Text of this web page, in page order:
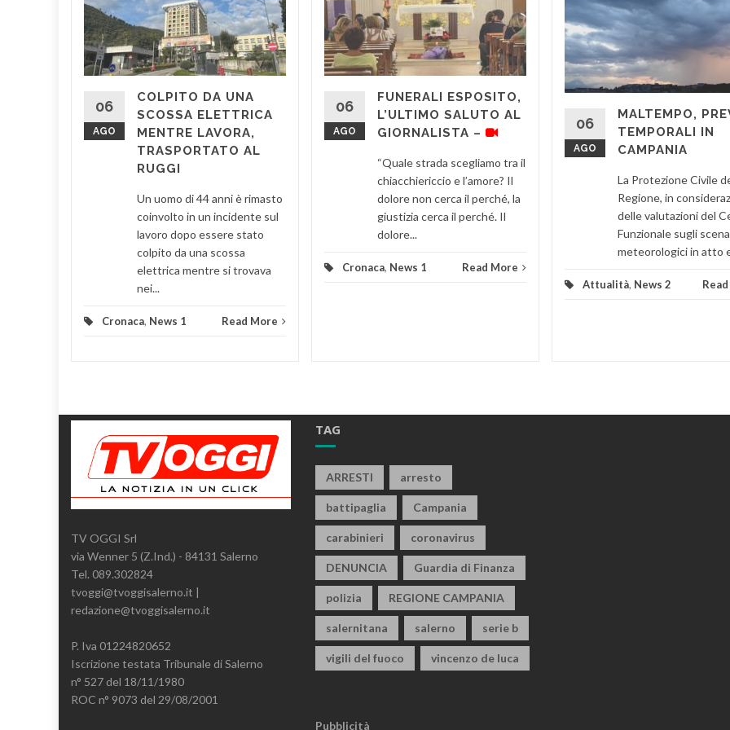
06
AGO
COLPITO DA UNA
SCOSSA ELETTRICA
MENTRE LAVORA,
TRASPORTATO AL
RUGGI
Un uomo di 44 anni è rimasto
coinvolto in un incidente sul
lavoro dopo essere stato
colpito da una scossa
elettrica mentre si trovava
nei...
Cronaca, News 1 Read More
06
AGO
FUNERALI ESPOSITO,
L’ULTIMO SALUTO AL
GIORNALISTA –
“Quale strada scegliamo tra il
chiacchiericcio e l’amore? Il
dolore non cerca il perché, la
giustizia cerca il perché. Il
dolore...
Cronaca, News 1 Read More
06
AGO
MALTEMPO,
TEMPORALI IN
CAMPANIA
La Protezione Civile
Regione, in
delle valutazioni del
Funzionale sugli
meteorologici in atto
Attualità, News 2
TV OGGI Srl
via Wenner 5 (Z.Ind.) - 84131 Salerno
Tel. 089.302824
tvoggi@tvoggisalerno.it |
redazione@tvoggisalerno.it
P. Iva 01224820652
Iscrizione testata Tribunale di Salerno
n° 527 del 18/11/1980
ROC n° 9073 del 29/08/2001
TAG
ARRESTI arresto
battipaglia Campania
carabinieri coronavirus
DENUNCIA Guardia di Finanza
polizia REGIONE CAMPANIA
salernitana salerno serie b
vigili del fuoco vincenzo de luca
Pubblicità